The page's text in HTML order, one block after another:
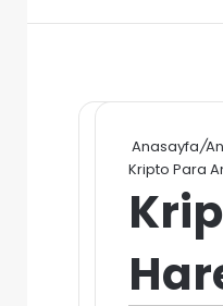
Anasayfa/
Kripto Para